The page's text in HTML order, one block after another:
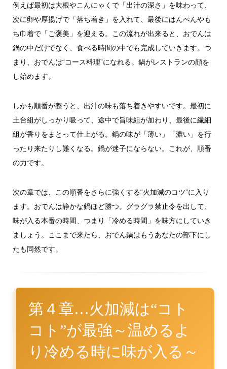
例えば最初は大根やこんにゃくで「出汁の深さ」を味わって、
次に卵や厚揚げで「落ち着き」を入れて、最後にはんぺんやも
ち巾着で「ご褒美」を迎える。この流れが出来ると、おでんは
鍋の中だけでなく、食べる時間の中でも完成していきます。つ
まり、おでんは“コース料理”になれる。鍋がレストランの顔を
し始めます。
しかも順番が整うと、出汁の味も落ち着きやすいです。最初に
土台組がしっかり吸って、途中で旨味組が加わり、最後に繊細
組が香りをまとって仕上がる。鍋の味が「薄い」「濃い」を行
ったり来たりし難くなる。鍋が迷子にならない。これが、順番
の力です。
次の章では、この順番をさらに強くする“火加減のコツ”に入り
ます。おでんは静かな鍋ほど勝つ。グラグラ禁止令を出して、
味が入る本番の時間、つまり「冷める時間」を味方にしていき
ましょう。ここまで来たら、おでん鍋はもうあなたの部下にし
たも同然です。
第４章…火加減は“コト
コト”が最強～温めるよ
り冷める時に味が入る～